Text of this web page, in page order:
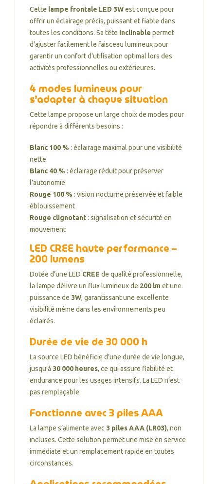
Cette lampe frontale LED 3West conçue pour
offrir un éclairage précis, puissant et fiable dans
toutes les conditions. Sa tête inclinable permet
d'ajuster facilement le faisceau lumineux pour
garantir un confort d'utilisation optimal lors des
activités professionnelles ou extérieures.
4 modes lumineux pour
s’adapter à chaque situation
Cette lampe propose un large choix de modes pour
répondre à différents besoins :
Blanc 100 % : éclairage maximal pour une visibilité
nette
Blanc 40 % : éclairage réduit pour préserver
l’autonomie
Rouge 100 % : vision nocturne préservée et faible
éblouissement
Rouge clignotant: signalisation et sécurité en
mouvement
LED CREE haute performance –
200 lumens
Dotée d’une LED CREE de qualité professionnelle,
la lampe délivre un flux lumineux de 200 lmet une
puissance de 3W, garantissant une excellente
visibilité même dans les environnements peu
éclairés.
Durée de vie de 30 000 h
La source LED bénéficie d’une durée de vie longue,
jusqu’à 30 000 heures, ce qui assure fiabilité et
endurance pour les usages intensifs. La LED n’est
pas remplaçable.
Fonctionne avec 3 piles AAA
La lampe s’alimente avec 3 piles AAA (LR03), non
incluses. Cette solution permet une mise en service
immédiate et un remplacement rapide en toutes
circonstances.